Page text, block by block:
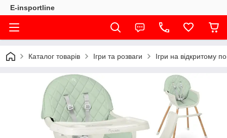
E-insportline
Каталог товарів Ігри та розваги Ігри на відкритому